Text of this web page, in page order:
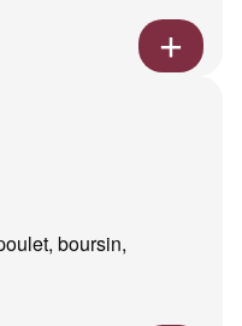
boursin,